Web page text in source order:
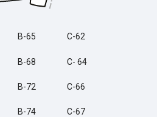
B-65 C-62
B-68 C- 64
B-72 C-66
B-74 C-67